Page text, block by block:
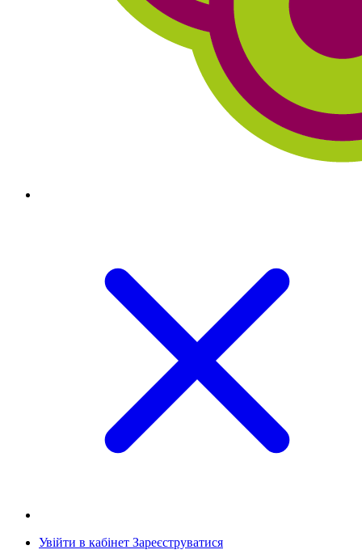
Увійти в кабінет Зареєструватися